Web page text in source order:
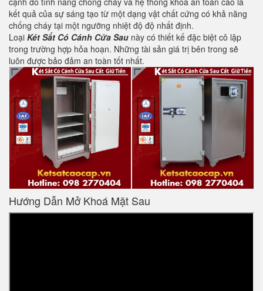
kết quả của sự sáng tạo từ một dạng vật chất cứng có khả năng
chống cháy tại một ngưỡng nhiệt độ độ nhất định.
Loại Két Sắt Có Cánh Cửa Sau này có thiết kế đặc biệt cô lập
trong trường hợp hỏa hoạn. Những tài sản giá trị bên trong sẽ
luôn được bảo đảm an toàn tốt nhất.
Hướng Dẫn Mở Khoá Mặt Sau